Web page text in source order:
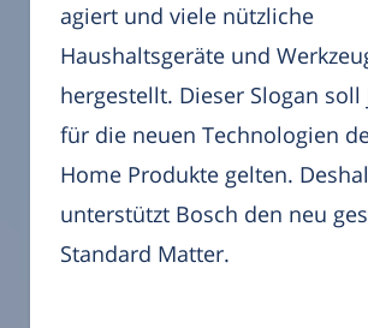
agiert und viele nützliche
Haushaltsgeräte und
hergestellt. Dieser Slogan soll
für die neuen Technologien
Home Produkte gelten.
unterstützt Bosch den neu
Standard Matter.